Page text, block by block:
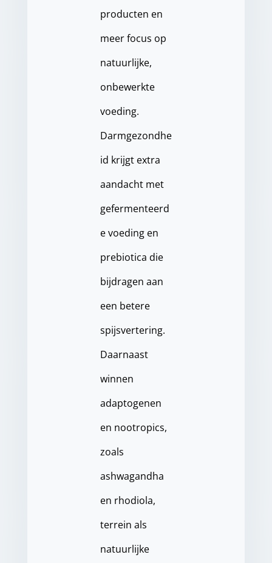
producten en
meer focus op
natuurlijke,
onbewerkte
voeding.
Darmgezondhe
id krijgt extra
aandacht met
gefermenteerd
e voeding en
prebiotica die
bijdragen aan
een betere
spijsvertering.
Daarnaast
winnen
adaptogenen
en nootropics,
zoals
ashwagandha
en rhodiola,
terrein als
natuurlijke